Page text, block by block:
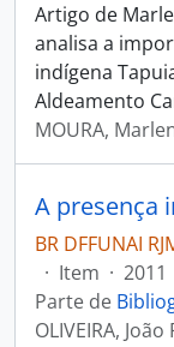
Artigo de
analisa a
indígena
Aldeamento
MOURA,
A presença
BR DFFUNAI
· Item · 2011
Parte de
OLIVEIRA,